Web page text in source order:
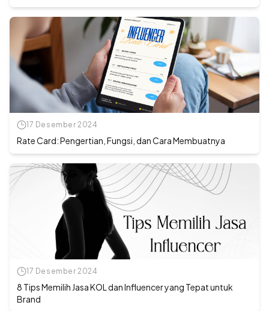
17 Desember 2024
Rate Card: Pengertian, Fungsi, dan Cara Membuatnya
17 Desember 2024
8 Tips Memilih Jasa KOL dan Influencer yang Tepat untuk
Brand